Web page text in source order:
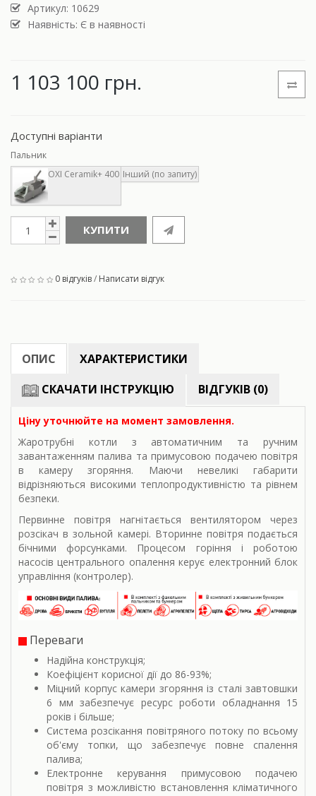
Артикул: 10629
Наявність: Є в наявності
1 103 100 грн.
Доступні варіанти
Пальник
OXI Ceramik+ 400 Інший (по запиту)
КУПИТИ
0 відгуків/ Написати відгук
ОПИС
ХАРАКТЕРИСТИКИ
СКАЧАТИ ІНСТРУКЦІЮ
ВІДГУКІВ (0)
Ціну уточнюйте на момент замовлення.
Жаротрубні котли з автоматичним та ручним
завантаженням палива та примусовою подачею повітря
в камеру згоряння. Маючи невеликі габарити
відрізняються високими теплопродуктивністю та рівнем
безпеки.
Первинне повітря нагнітається вентилятором через
розсікач в зольной камері. Вторинне повітря подається
бічними форсунками. Процесом горіння і роботою
насосів центрального опалення керує електронний блок
управління (контролер).
Переваги
Надійна конструкція;
Коефіцієнт корисної дії до 86-93%;
Міцний корпус камери згоряння із сталі завтовшки
6 мм забезпечує ресурс роботи обладнання 15
років і більше;
Система розсікання повітряного потоку по всьому
об'єму топки, що забезпечує повне спалення
палива;
Електронне керування примусовою подачею
повітря з можливістю встановлення кліматичного